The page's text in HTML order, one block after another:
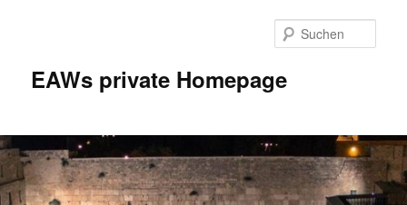
EAWs private Homepage